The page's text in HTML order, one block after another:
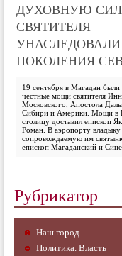
ДУХОВНУЮ
СВЯТИТЕЛЯ
УНАСЛЕДОВАЛИ
ПОКОЛЕНИЯ
19 сентября в Магадан
честные мощи святителя
Московского, Апостола
Сибири и Америки. Мощи в
столицу доставил епископ
Роман. В аэропорту
сопровождаемую им
епископ Магаданский и
Рубрикатор
Наш город
Политика. Власть